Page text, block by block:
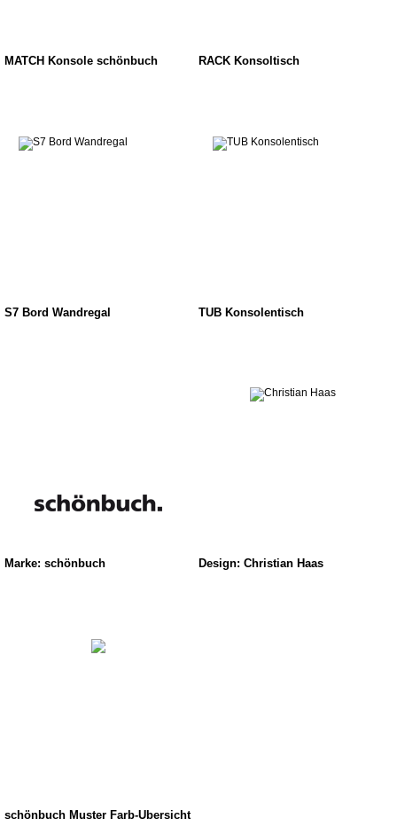
MATCH Konsole schönbuch RACK Konsoltisch
S7 Bord Wandregal TUB Konsolentisch
Marke: schönbuch Design: Christian Haas
schönbuch Muster Farb-Übersicht